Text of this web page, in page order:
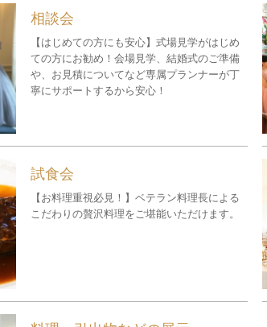
相談会
【はじめての方にも安心】式場見学がはじめ
ての方にお勧め！会場見学、結婚式のご準備
や、お見積についてなど専属プランナーが丁
寧にサポートするから安心！
試食会
【お料理重視必見！】ベテラン料理長による
こだわりの贅沢料理をご堪能いただけます。